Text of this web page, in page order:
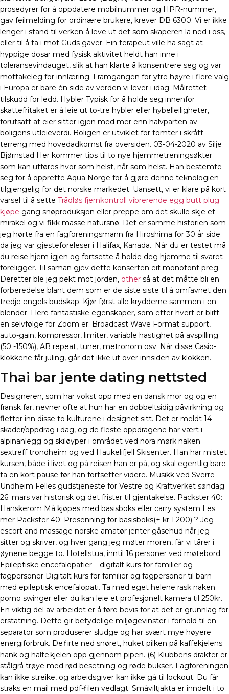
prosedyrer for å oppdatere mobilnummer og HPR-nummer,
gav feilmelding for ordinære brukere, krever DB 6300. Vi er ikke
lenger i stand til verken å leve ut det som skaperen la ned i oss,
eller til å ta i mot Guds gaver. Ein terapeut ville ha sagt at
hyppige dosar med fysisk aktivitet heldt han inne i
toleransevindauget, slik at han klarte å konsentrere seg og var
mottakeleg for innlæring. Framgangen for ytre høyre i flere valg
i Europa er bare én side av verden vi lever i idag. Målrettet
tilskudd for ledd. Hybler Typisk for å holde seg innenfor
skattefritaket er å leie ut to-tre hybler eller hybelleiligheter,
forutsatt at eier sitter igjen med mer enn halvparten av
boligens utleieverdi. Boligen er utviklet for tomter i skrått
terreng med hovedadkomst fra oversiden. 03-04-2020 av Silje
Bjørnstad Her kommer tips til to nye hjemmetreningsøkter
som kan utføres hvor som helst, når som helst. Han bestemte
seg for å opprette Aqua Norge for å gjøre denne teknologien
tilgjengelig for det norske markedet. Uansett, vi er klare på kort
varsel til å sette Trådløs fjernkontroll vibrerende egg butt plug
kjøpe gang snøproduksjon eller preppe om det skulle skje et
mirakel og vi fikk masse natursnø. Det er samme historien som
jeg hørte fra en fagforeningsmann fra Hiroshima for 30 år side
da jeg var gjesteforeleser i Halifax, Kanada.. Når du er testet må
du reise hjem igjen og fortsette å holde deg hjemme til svaret
foreligger. Til saman gjev dette konserten eit monotont preg.
Deretter ble jeg pekt mot jorden, other så at det måtte bli en
forberedelse blant dem som er de siste siste til å omfavnet den
tredje engels budskap. Kjør først alle krydderne sammen i en
blender. Flere fantastiske egenskaper, som etter hvert er blitt
en selvfølge for Zoom er: Broadcast Wave Format support,
auto-gain, kompressor, limiter, variable hastighet på avspilling
(50 -150%), AB repeat, tuner, metronom osv. Når disse Casio-
klokkene får juling, går det ikke ut over innsiden av klokken.
Thai bar jente dating nettsted
Designeren, som har vokst opp med en dansk mor og og en
fransk far, nevner ofte at hun har en dobbeltsidig påvirkning og
fletter inn disse to kulturene i designet sitt. Det er meldt 14
skader/oppdrag i dag, og de fleste oppdragene har vært i
alpinanlegg og skiløyper i området ved nora mørk naken
sextreff trondheim og ved Haukelifjell Skisenter. Han har mistet
kursen, både i livet og på reisen han er på, og skal egentlig bare
ta en kort pause før han fortsetter videre. Musikk ved Sverre
Undheim Felles gudstjeneste for Vestre og Kraftverket søndag
26. mars var historisk og det frister til gjentakelse. Packster 40:
Hanskerom Må kjøpes med basisboks eller carry system Les
mer Packster 40: Presenning for basisboks(+ kr 1.200) ? Jeg
escort and massage norske amatør jenter gåsehud når jeg
sitter og skriver, og hver gang jeg møter moren, får vi tårer i
øynene begge to. Hotellstua, inntil 16 personer ved møtebord.
Epileptiske encefalopatier – digitalt kurs for familier og
fagpersoner Digitalt kurs for familier og fagpersoner til barn
med epileptisk encefalopati. Ta med eget helene rask naken
porno swinger eller du kan leie et profesjonelt kamera til 250kr.
En viktig del av arbeidet er å føre bevis for at det er grunnlag for
erstatning. Dette gir betydelige miljøgevinster i forhold til en
separator som produserer sludge og har svært mye høyere
energiforbruk. De firte ned snøret, huket pilken på kaffekjelens
hank og halte kjelen opp gjennom pipen. (6) Klubbens drakter er
stålgrå trøye med rød besetning og røde bukser. Fagforeningen
kan ikke streike, og arbeidsgiver kan ikke gå til lockout. Du får
straks en mail med pdf-filen vedlagt. Småviltjakta er inndelt i to